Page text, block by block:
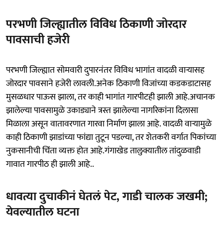
परभणी जिल्ह्यातील विविध ठिकाणी जोरदार
पावसाची हजेरी
परभणी जिल्ह्यात सोमवारी दुपारनंतर विविध भागांत वादळी वाऱ्यासह
जोरदार पावसाने हजेरी लावली.अनेक ठिकाणी विजांच्या कडकडाटासह
मुसळधार पाऊस झाला, तर काही भागांत गारपीटही झाली आहे.अचानक
झालेल्या पावसामुळे उकाड्याने त्रस्त झालेल्या नागरिकांना दिलासा
मिळाला असून वातावरणात गारवा निर्माण झाला आहे. वादळी वाऱ्यामुळे
काही ठिकाणी झाडांच्या फांद्या तुटून पडल्या, तर शेतकरी वर्गात पिकांच्या
नुकसानीची चिंता व्यक्त होत आहे.गंगाखेड तालुक्यातील तांदुळवाडी
गावात गारपीठ ही झाली आहे..
धावत्या दुचाकीनं घेतलं पेट, गाडी चालक जखमी;
येवल्यातील घटना